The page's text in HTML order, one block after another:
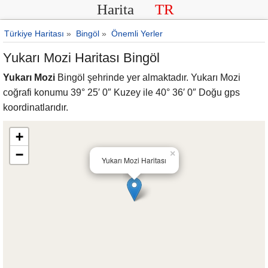
Harita TR
Türkiye Haritası » Bingöl » Önemli Yerler
Yukarı Mozi Haritası Bingöl
Yukarı Mozi Bingöl şehrinde yer almaktadır. Yukarı Mozi
coğrafi konumu 39° 25′ 0″ Kuzey ile 40° 36′ 0″ Doğu gps
koordinatlarıdır.
Yukarı Mozi Haritası
×
+
−